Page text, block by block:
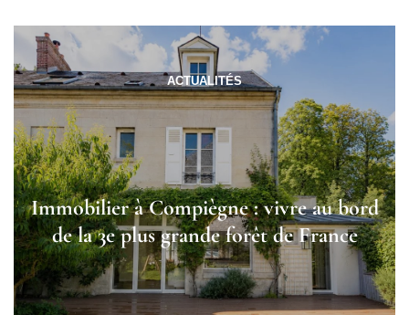
ACTUALITÉS
Immobilier à Compiègne : vivre au bord
de la 3e plus grande forêt de France